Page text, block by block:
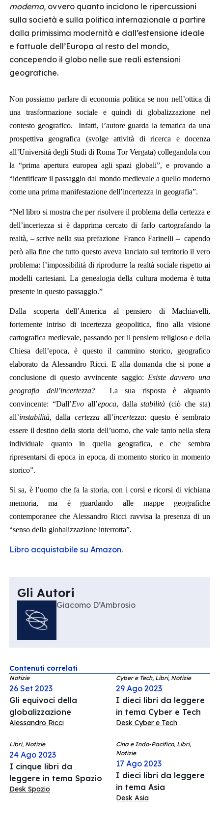
moderna, ovvero quanto incidono le ripercussioni
sulla società e sulla politica internazionale a partire
dalla primissima modernità e dall’estensione ideale
e fattuale dell’Europa al resto del mondo,
concependo il globo nelle sue reali estensioni
geografiche.
Non possiamo parlare di economia politica se non nell’ottica di
una trasformazione sociale e quindi di globalizzazione nel
contesto geografico. Infatti, l’autore guarda la tematica da una
prospettiva geografica (svolge attività di ricerca e docenza
all’Università degli Studi di Roma Tor Vergata) collegandola con
la “prima apertura europea agli spazi globali”, e provando a
“identificare il passaggio dal mondo medievale a quello moderno
come una prima manifestazione dell’incertezza in geografia”.
“Nel libro si mostra che per risolvere il problema della certezza e
dell’incertezza si è dapprima cercato di farlo cartografando la
realtà, – scrive nella sua prefazione Franco Farinelli – capendo
però alla fine che tutto questo aveva lanciato sul territorio il vero
problema: l’impossibilità di riprodurre la realtà sociale rispetto ai
modelli cartesiani. La genealogia della cultura moderna è tutta
presente in questo passaggio.”
Dalla scoperta dell’America al pensiero di Machiavelli,
fortemente intriso di incertezza geopolitica, fino alla visione
cartografica medievale, passando per il pensiero religioso e della
Chiesa dell’epoca, è questo il cammino storico, geografico
elaborato da Alessandro Ricci. E alla domanda che si pone a
conclusione di questo avvincente saggio: Esiste davvero una
geografia dell’incertezza?La sua risposta è alquanto
convincente: “Dall’Evoall’epoca, dallastabilità (ciò che sta)
all’instabilità, dalla certezzaall’incertezza: questo è sembrato
essere il destino della storia dell’uomo, che vale tanto nella sfera
individuale quanto in quella geografica, e che sembra
ripresentarsi di epoca in epoca, di momento storico in momento
storico”.
Si sa, è l’uomo che fa la storia, con i corsi e ricorsi di vichiana
memoria, ma è guardando alle mappe geografiche
contemporanee che Alessandro Ricci ravvisa la presenza di un
“senso della globalizzazione interrotta”.
Libro acquistabile su Amazon.
Gli Autori
Giacomo D’Ambrosio
Contenuti correlati
Notizie
26 Set 2023
Gli equivoci della
globalizzazione
Alessandro Ricci
Cyber e Tech, Libri, Notizie
29 Ago 2023
I dieci libri da leggere
in tema Cyber e Tech
Desk Cyber e Tech
Libri, Notizie
24 Ago 2023
I cinque libri da
leggere in tema Spazio
Desk Spazio
Cina e Indo-Pacifico, Libri,
Notizie
17 Ago 2023
I dieci libri da leggere
in tema Asia
Desk Asia